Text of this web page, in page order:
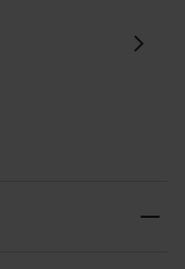
chevron_right
remove